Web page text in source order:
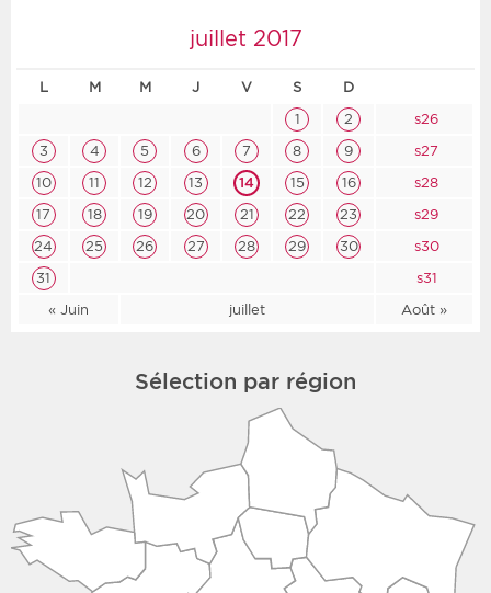
juillet 2017
L M M J V S D
« Juin juillet Août »
1 2
s26
3
4 5 6 7 8 9
s27
10
11 12 13 14 15 16
s28
17
18 19 20 21 22 23
s29
24
25 26 27 28 29 30
s30
31
s31
Sélection par région